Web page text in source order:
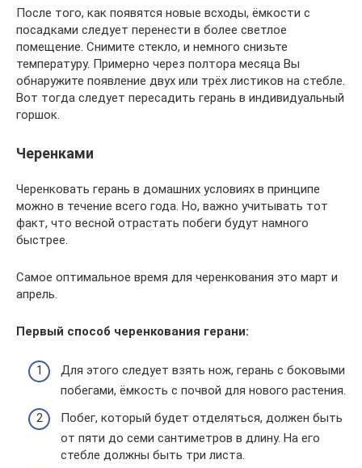
После того, как появятся новые всходы, ёмкости с
посадками следует перенести в более светлое
помещение. Снимите стекло, и немного снизьте
температуру. Примерно через полтора месяца Вы
обнаружите появление двух или трёх листиков на стебле.
Вот тогда следует пересадить герань в индивидуальный
горшок.
Черенками
Черенковать герань в домашних условиях в принципе
можно в течение всего года. Но, важно учитывать тот
факт, что весной отрастать побеги будут намного
быстрее.
Самое оптимальное время для черенкования это март и
апрель.
Первый способ черенкования герани:
Для этого следует взять нож, герань с боковыми
побегами, ёмкость с почвой для нового растения.
Побег, который будет отделяться, должен быть
от пяти до семи сантиметров в длину. На его
стебле должны быть три листа.